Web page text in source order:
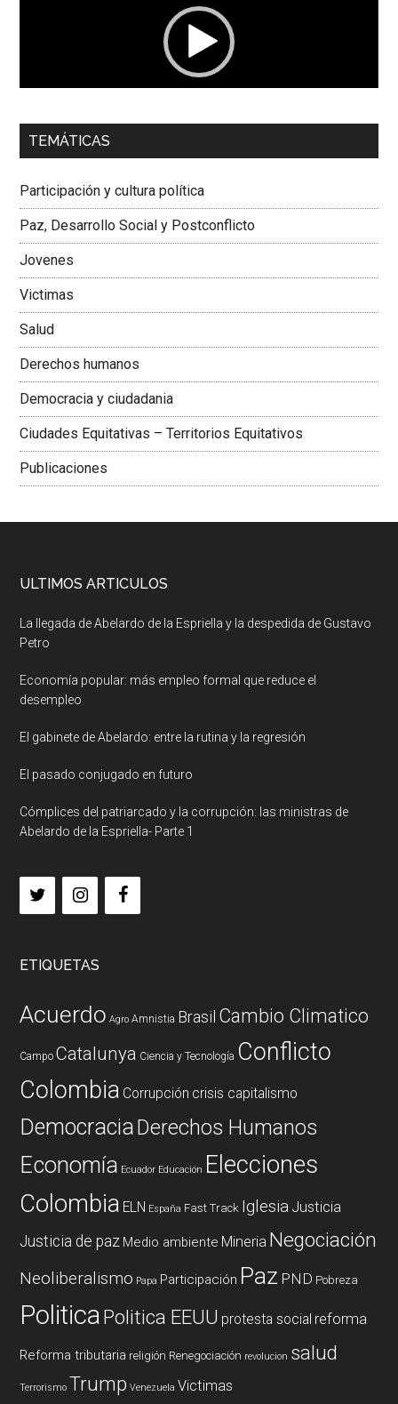
00:00 01:04
Dra. Carolina Corcho Mejía,Presidenta Corporación
Colombiana
TEMÁTICAS
Participación y cultura política
Paz, Desarrollo Social y Postconflicto
Jovenes
Victimas
Salud
Derechos humanos
Democracia y ciudadania
Ciudades Equitativas – Territorios Equitativos
Publicaciones
ULTIMOS ARTICULOS
La llegada de Abelardo de la Espriella y la despedida de Gustavo
Petro
Economía popular: más empleo formal que reduce el
desempleo
El gabinete de Abelardo: entre la rutina y la regresión
El pasado conjugado en futuro
Cómplices del patriarcado y la corrupción: las ministras de
Abelardo de la Espriella- Parte 1
ETIQUETAS
Acuerdo Agro Amnistia Brasil Cambio Climatico
Campo Catalunya Ciencia y Tecnología Conflicto
Colombia Corrupción crisis capitalismo
DemocraciaDerechos Humanos
Economía Ecuador Educación Elecciones
Colombia ELN España Fast Track Iglesia Justicia
Justicia de paz Medio ambiente Mineria Negociación
Neoliberalismo Papa Participación Paz PND Pobreza
PoliticaPolitica EEUU protesta social reforma
Reforma tributaria religión Renegociación revolucion salud
Terrorismo Trump Venezuela Victimas